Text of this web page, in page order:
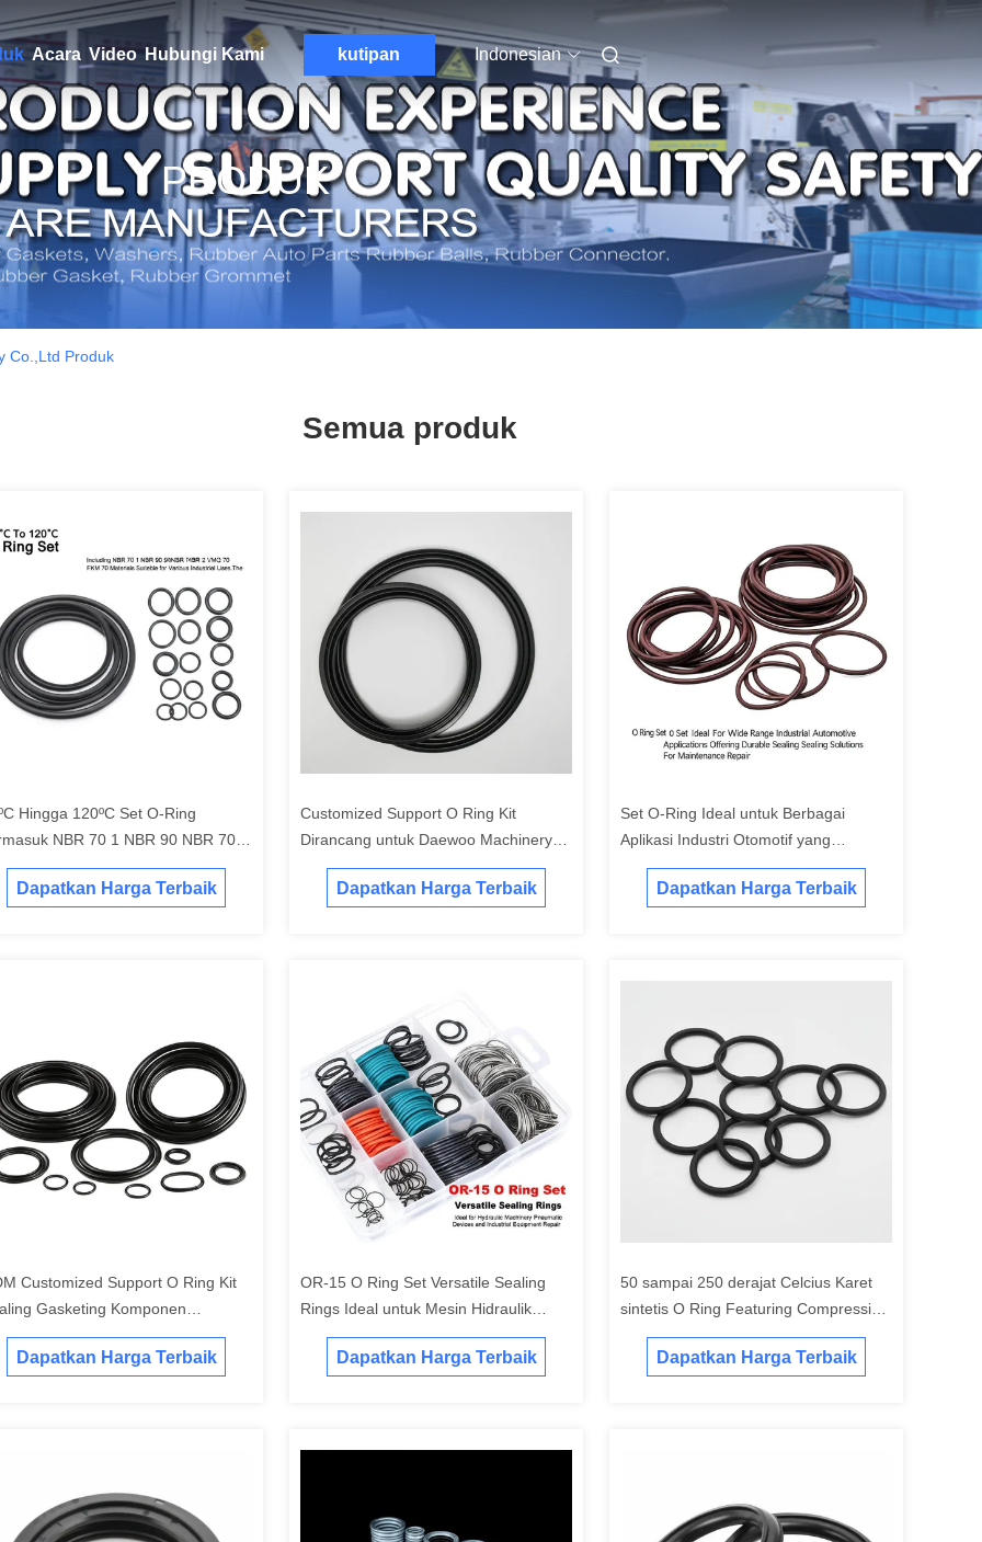
Acara Video Hubungi Kami kutipan Indonesian
PRODUK
Co.,Ltd Produk
Semua produk
Hingga 120ºC Set O-Ring
NBR 70 1 NBR 90 NBR 70 2
70 FKM 70 Bahan yang Cocok
Berbagai Penggunaan Industri
Dapatkan Harga Terbaik
Customized Support O Ring Kit
Dirancang untuk Daewoo Machinery
Seal Memastikan Kinerja Proof
Kebocoran dan Daya Tahan Lama
Dapatkan Harga Terbaik
Set O-Ring Ideal untuk Berbagai
Aplikasi Industri Otomotif yang
Menawarkan Solusi Penyegelan Tahan
Lama untuk Perbaikan Pemeliharaan
Dapatkan Harga Terbaik
Customized Support O Ring Kit
Gasketing Komponen
Ukuran Solusi tahan lama
Dapatkan Harga Terbaik
OR-15 O Ring Set Versatile Sealing
Rings Ideal untuk Mesin Hidraulik
Perangkat Pneumatik dan Perbaikan
Peralatan Industri
Dapatkan Harga Terbaik
50 sampai 250 derajat Celcius Karet
sintetis O Ring Featuring Compression
Set 35 persen Dirancang untuk
penguncian yang tahan lama
Dapatkan Harga Terbaik